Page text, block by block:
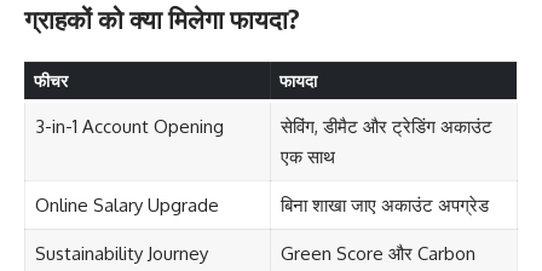
ग्राहकों को क्या मिलेगा फायदा?
फीचर फायदा
3-in-1 Account Opening
सेविंग, डीमैट और ट्रेडिंग अकाउंट
एक साथ
Online Salary Upgrade बिना शाखा जाए अकाउंट अपग्रेड
Sustainability Journey
Green Score और Carbon